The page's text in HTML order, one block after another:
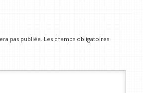
pas publiée. Les champs obligatoires